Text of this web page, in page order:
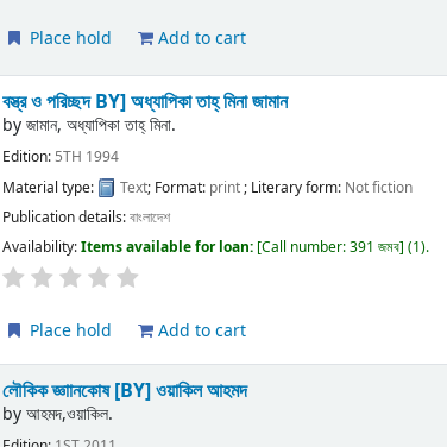
Place hold Add to cart
বস্ত্র ও পরিচ্ছদBY] অধ্যাপিকা তাহ্ মিনা জামান
byজামান, অধ্যাপিকা তাহ্ মিনা.
Edition: 5TH 1994
Material type:
Text; Format: print; Literary form: Not fiction
Publication details:বাংলাদেশ
Availability:Items available for loan: Call number:391 জমব (1).
Place hold Add to cart
লৌকিক জ্ঞাানকোষ[BY] ওয়াকিল আহমদ
byআহমদ,ওয়াকিল.